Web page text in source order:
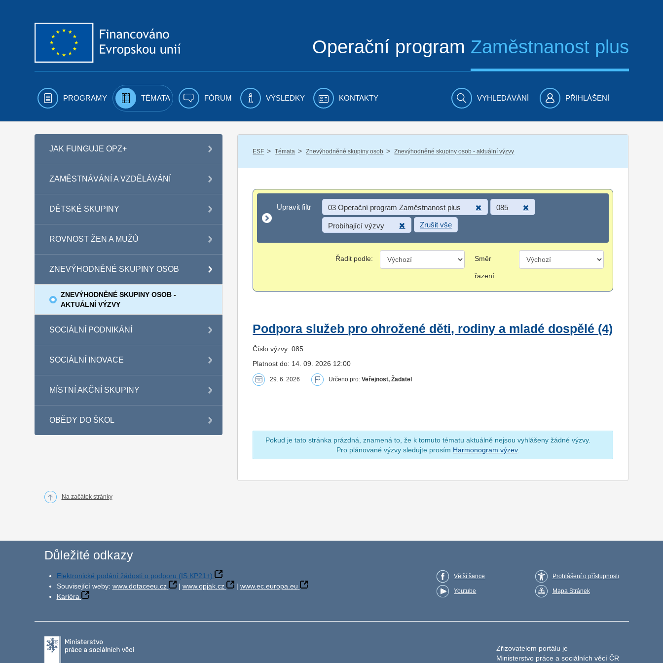
Operační program Zaměstnanost plus
PROGRAMY TÉMATA FÓRUM VÝSLEDKY KONTAKTY VYHLEDÁVÁNÍ PŘIHLÁŠENÍ
JAK FUNGUJE OPZ+
ZAMĚSTNÁVÁNÍ A VZDĚLÁVÁNÍ
DĚTSKÉ SKUPINY
ROVNOST ŽEN A MUŽŮ
ZNEVÝHODNĚNÉ SKUPINY OSOB
ZNEVÝHODNĚNÉ SKUPINY OSOB -
AKTUÁLNÍ VÝZVY
SOCIÁLNÍ PODNIKÁNÍ
SOCIÁLNÍ INOVACE
MÍSTNÍ AKČNÍ SKUPINY
OBĚDY DO ŠKOL
ESF / Témata / Znevýhodněné skupiny osob / Znevýhodněné skupiny osob - aktuální výzvy
Upravit filtr
Upravit filtr 03 Operační program Zaměstnanost plus 085
Probíhající výzvy Zrušit vše
Řadit podle: Směr
řazení:
Podpora služeb pro ohrožené děti, rodiny a mladé dospělé (4)
Číslo výzvy: 085
Platnost do: 14. 09. 2026 12:00
29. 6. 2026 Určeno pro:Veřejnost, Žadatel
Pokud je tato stránka prázdná, znamená to, že k tomuto tématu aktuálně nejsou vyhlášeny žádné výzvy.
Pro plánované výzvy sledujte prosím Harmonogram výzev.
Na začátek stránky
Důležité odkazy
Elektronické podání žádosti o podporu (IS KP21+)
Související weby: www.dotaceeu.cz | www.opjak.cz | www.ec.europa.eu
Kariéra
Větší šance
Youtube
Prohlášení o přístupnosti
Mapa Stránek
Zřizovatelem portálu je
Ministerstvo práce a sociálních věcí ČR